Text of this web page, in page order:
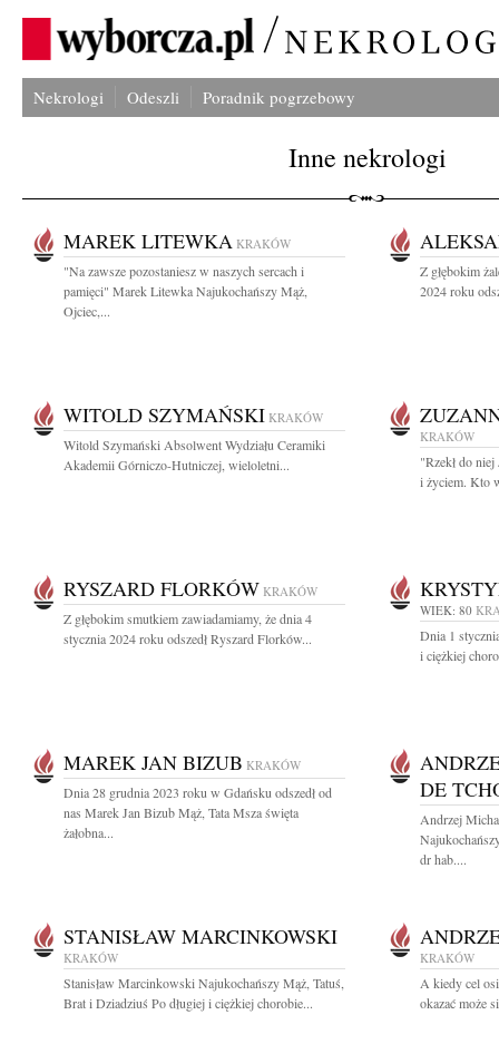
Nekrologi Odeszli Poradnik pogrzebowy
Inne nekrologi
MAREK LITEWKA KRAKÓW
"Na zawsze pozostaniesz w naszych sercach i
pamięci" Marek Litewka Najukochańszy Mąż,
Ojciec,...
Z głębokim
2024 roku
WITOLD SZYMAŃSKI KRAKÓW
Witold Szymański Absolwent Wydziału Ceramiki
Akademii Górniczo-Hutniczej, wieloletni...
KRAKÓW
"Rzekł do
i życiem. Kto
RYSZARD FLORKÓW KRAKÓW
Z głębokim smutkiem zawiadamiamy, że dnia 4
stycznia 2024 roku odszedł Ryszard Florków...
WIEK: 80
Dnia 1
i ciężkiej
MAREK JAN BIZUB KRAKÓW
Dnia 28 grudnia 2023 roku w Gdańsku odszedł od
nas Marek Jan Bizub Mąż, Tata Msza święta
żałobna...
DE
Andrzej
dr hab....
STANISŁAW MARCINKOWSKI
KRAKÓW
Stanisław Marcinkowski Najukochańszy Mąż, Tatuś,
Brat i Dziadziuś Po długiej i ciężkiej chorobie...
KRAKÓW
A kiedy cel
okazać może